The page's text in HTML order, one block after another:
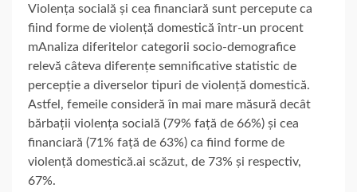
Violența socială și cea financiară sunt percepute ca
fiind forme de violență domestică într-un procent
mAnaliza diferitelor categorii socio-demografice
relevă câteva diferențe semnificative statistic de
percepție a diverselor tipuri de violență domestică.
Astfel, femeile consideră în mai mare măsură decât
bărbații violența socială (79% față de 66%) și cea
financiară (71% față de 63%) ca fiind forme de
violență domestică.ai scăzut, de 73% și respectiv,
67%.